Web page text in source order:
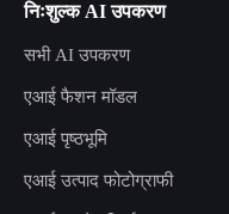
निःशुल्क AI उपकरण
सभी AI उपकरण
एआई फैशन मॉडल
एआई पृष्ठभूमि
एआई उत्पाद फोटोग्राफी